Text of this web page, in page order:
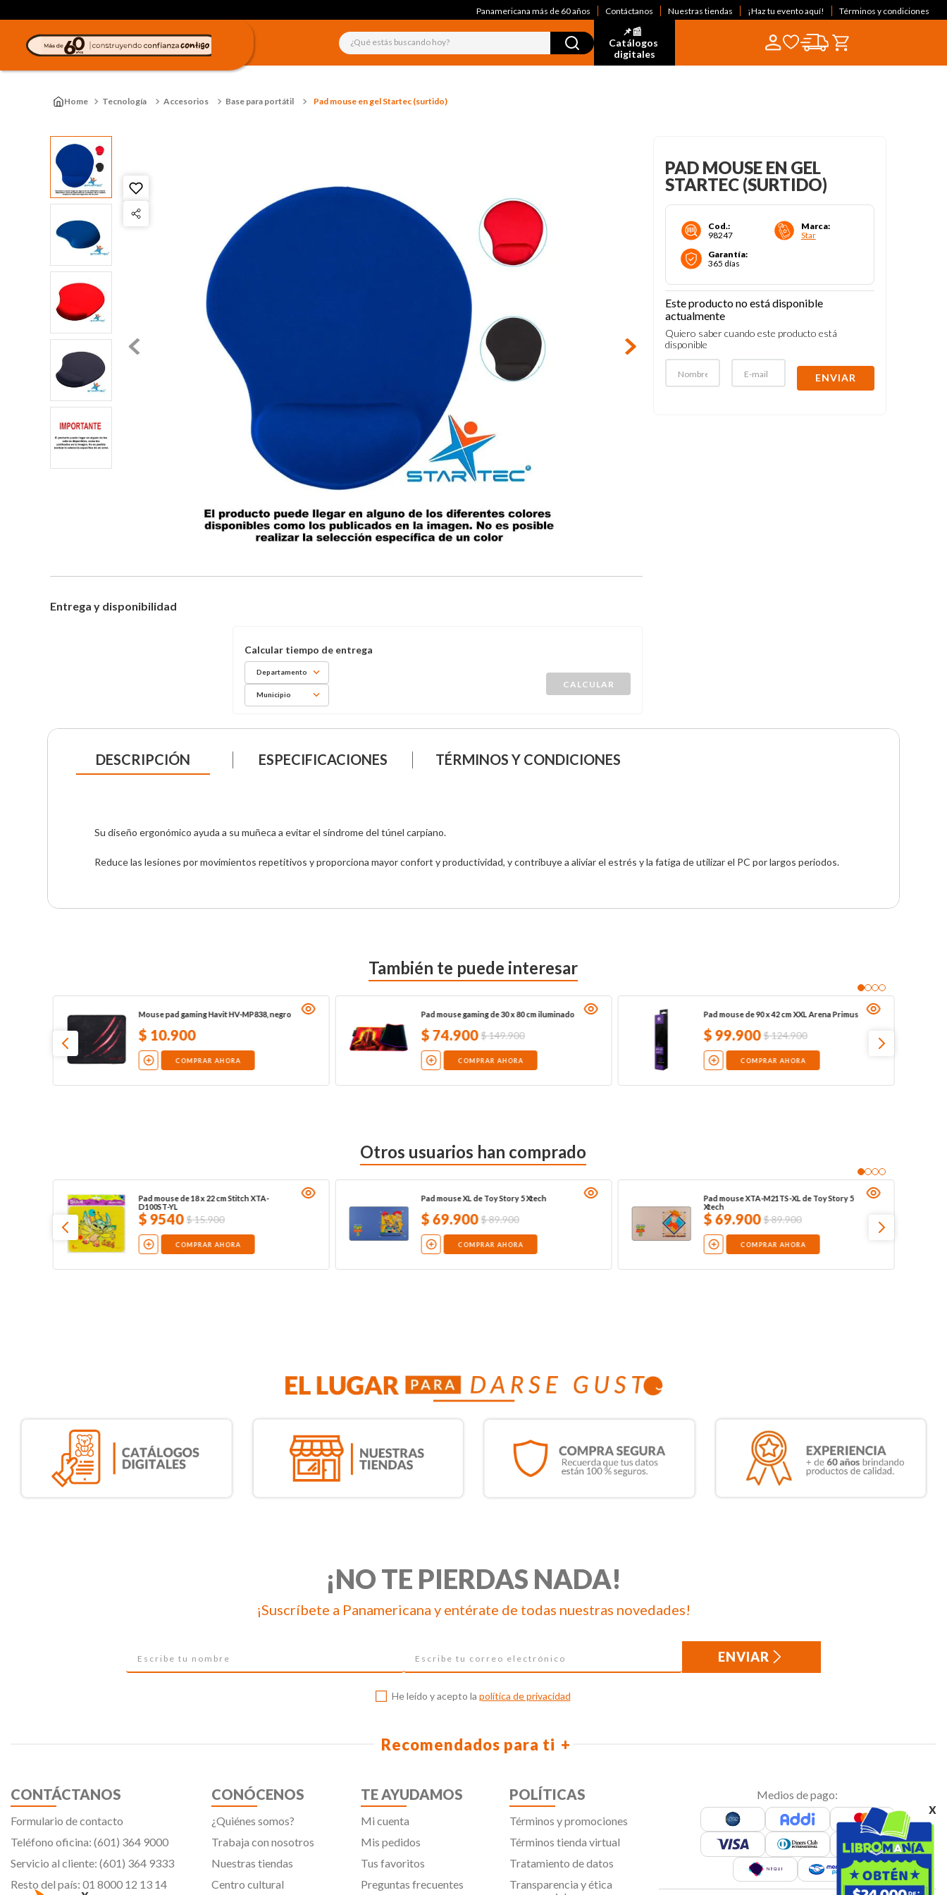
x
Panamericana más de 60 años Contáctanos Nuestras tiendas ¡Haz tu evento aquí! Términos y condiciones
¿Qué estás buscando hoy?
📌📰
Catálogos
digitales
Tecnología Accesorios Base para portátil Pad mouse en gel Startec (surtido)
Entrega y disponibilidad
Departamento
Municipio
PAD MOUSE EN GEL
STARTEC (SURTIDO)
Cod.:
98247
Marca:
Star
Garantía:
365 días
Este producto no está disponible
actualmente
Quiero saber cuando este producto está
disponible
ENVIAR
DESCRIPCIÓN ESPECIFICACIONES TÉRMINOS Y CONDICIONES
Su diseño ergonómico ayuda a su muñeca a evitar el síndrome del túnel carpiano.
Reduce las lesiones por movimientos repetitivos y proporciona mayor confort y productividad, y contribuye a aliviar el estrés y la fatiga de utilizar el PC por largos periodos.
También te puede interesar
Mouse pad gaming Havit HV-MP838, negro
$ 10.900
COMPRAR AHORA
Pad mouse gaming de 30 x 80 cm iluminado
$74.900 $149.900
COMPRAR AHORA
Pad mouse de 90 x 42 cm XXL Arena Primus
$99.900 $124.900
COMPRAR AHORA
Otros usuarios han comprado
Pad mouse de 18 x 22 cm Stitch XTA-
D100ST-YL
$9540 $15.900
COMPRAR AHORA
Pad mouse XL de Toy Story 5 Xtech
$69.900 $89.900
COMPRAR AHORA
Pad mouse XTA-M21TS-XL de Toy Story 5
Xtech
$69.900 $89.900
COMPRAR AHORA
¡NO TE PIERDAS NADA!
¡Suscríbete a Panamericana y entérate de todas nuestras novedades!
ENVIAR
He leído y acepto la política de privacidad
Recomendados para ti
CONTÁCTANOS
Formulario de contacto
Teléfono oficina: (601) 364 9000
Servicio al cliente: (601) 364 9333
Resto del país: 01 8000 12 13 14
CONÓCENOS
¿Quiénes somos?
Trabaja con nosotros
Nuestras tiendas
Centro cultural
TE AYUDAMOS
Mi cuenta
Mis pedidos
Tus favoritos
Preguntas frecuentes
POLÍTICAS
Términos y promociones
Términos tienda virtual
Tratamiento de datos
Transparencia y ética
Medios de pago: